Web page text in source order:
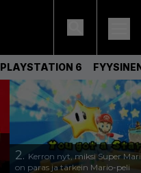
PLAYSTATION 6
2. Kerron nyt, miksi Super
on paras ja tärkein Mario-peli